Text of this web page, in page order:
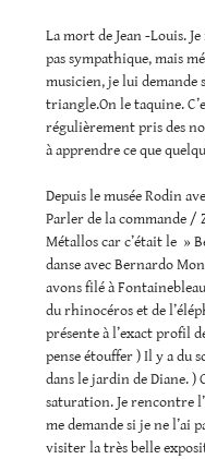
La mort de Jean -Louis.
pas sympathique, mais
musicien, je lui demande
triangle.On le taquine.
régulièrement pris des
à apprendre ce que
Depuis le musée Rodin
Parler de la commande /
Métallos car c’était le »
danse avec Bernardo
avons filé à
du rhinocéros et de
présente à l’exact profil
pense étouffer ) Il y a du
dans le jardin de Diane. )
saturation. Je rencontre
me demande si je ne l’ai
visiter la très belle